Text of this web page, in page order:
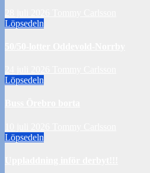
Löpsedeln
Löpsedeln
Löpsedeln